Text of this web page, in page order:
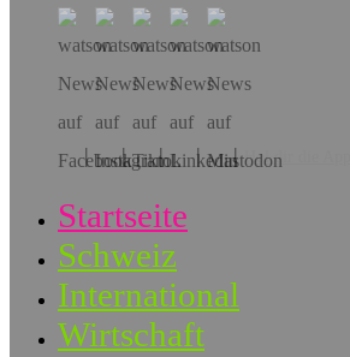
Hol dir die App!
Startseite
Schweiz
International
Wirtschaft